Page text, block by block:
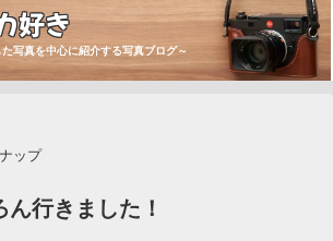
好き
写真を中心に紹介する写真ブログ～
ップ
行きました！